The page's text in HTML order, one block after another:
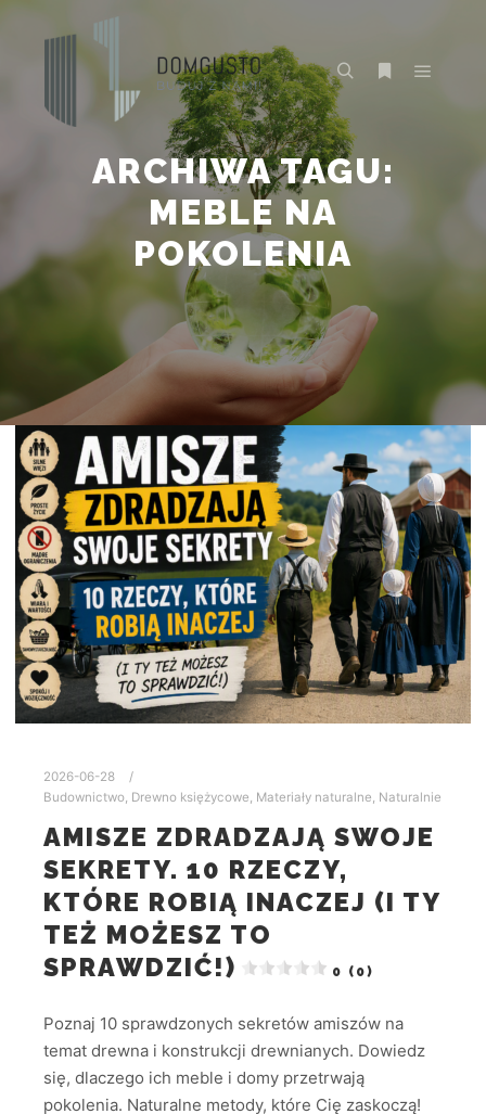
ARCHIWA TAGU:
MEBLE NA
POKOLENIA
2026-06-28
Budownictwo, Drewno księżycowe, Materiały naturalne, Naturalnie
AMISZE ZDRADZAJĄ SWOJE
SEKRETY. 10 RZECZY,
KTÓRE ROBIĄ INACZEJ (I TY
TEŻ MOŻESZ TO
SPRAWDZIĆ!)
0 (0)
Poznaj 10 sprawdzonych sekretów amiszów na
temat drewna i konstrukcji drewnianych. Dowiedz
się, dlaczego ich meble i domy przetrwają
pokolenia. Naturalne metody, które Cię zaskoczą!